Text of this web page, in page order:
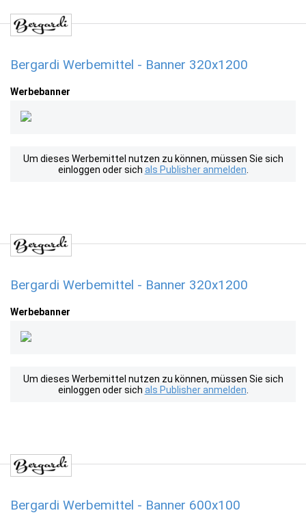
Bergardi Werbemittel - Banner 320x1200
Werbebanner
Um dieses Werbemittel nutzen zu können, müssen Sie sich
einloggen oder sich als Publisher anmelden
Bergardi Werbemittel - Banner 320x1200
Werbebanner
Um dieses Werbemittel nutzen zu können, müssen Sie sich
einloggen oder sich als Publisher anmelden
Bergardi Werbemittel - Banner 600x100